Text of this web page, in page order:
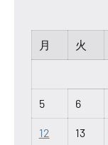
月
火
5 6
12 13